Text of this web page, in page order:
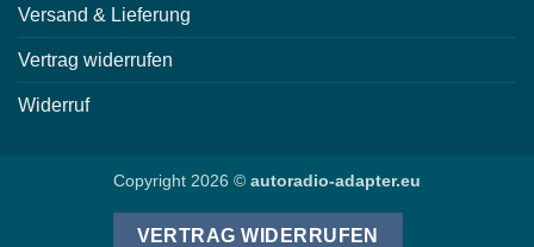
Versand & Lieferung
Vertrag widerrufen
Widerruf
Copyright 2026 © autoradio-adapter.eu
VERTRAG WIDERRUFEN